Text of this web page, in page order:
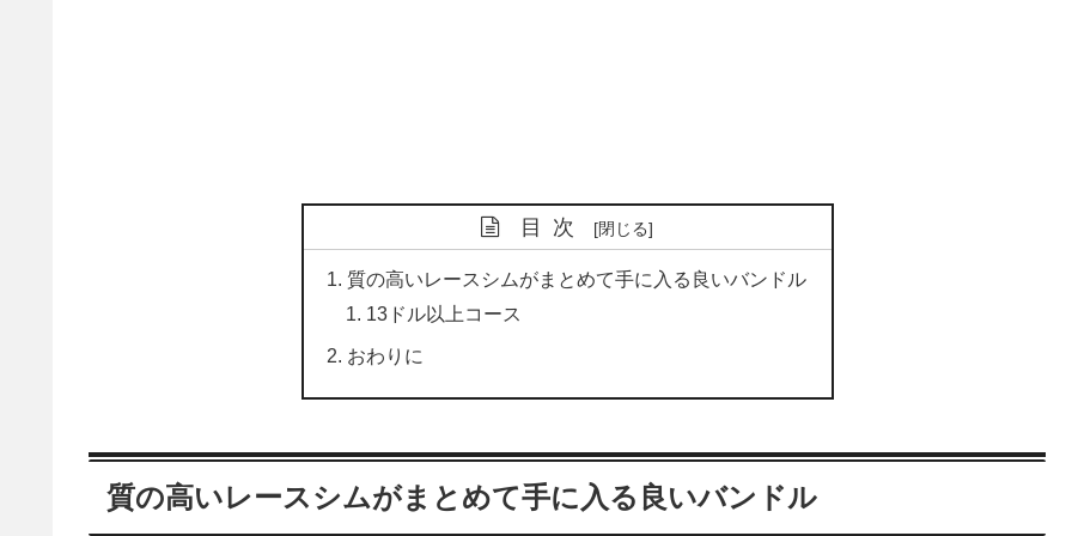
目次
質の高いレースシムがまとめて手に入る良いバンドル
13ドル以上コース
おわりに
質の高いレースシムがまとめて手に入る良いバンドル